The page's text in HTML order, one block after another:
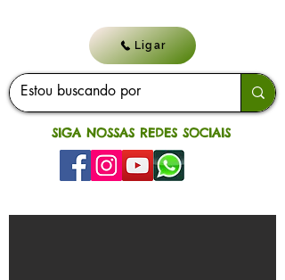
Ligar
SIGA NOSSAS REDES SOCIAIS